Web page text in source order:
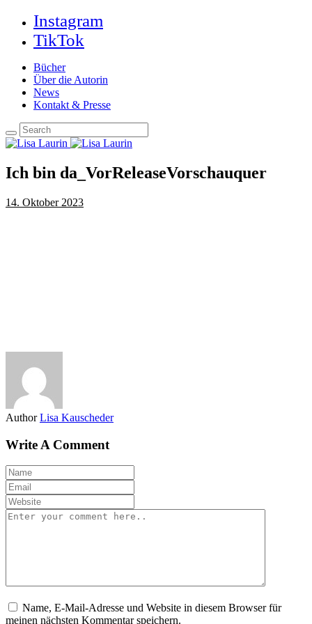
Instagram
TikTok
Bücher
Über die Autorin
News
Kontakt & Presse
Ich bin da_VorReleaseVorschauquer
14. Oktober 2023
Author Lisa Kauscheder
Write A Comment
Name, E-Mail-Adresse und Website in diesem Browser für
meinen nächsten Kommentar speichern.